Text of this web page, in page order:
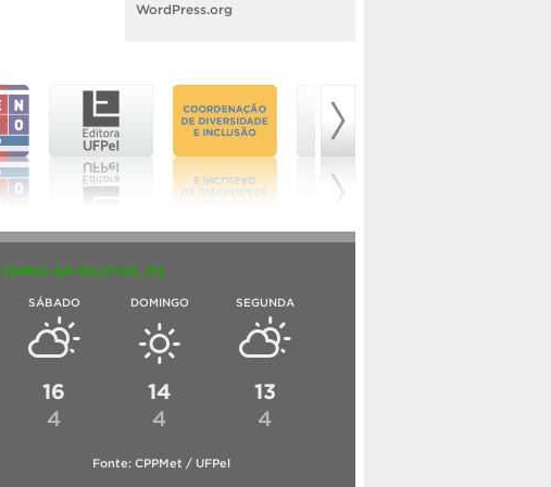
WordPress.org
TEMPO EM PELOTAS, RS
SÁBADO
16
4
DOMINGO
14
4
SEGUNDA
13
4
Fonte: CPPMet / UFPel